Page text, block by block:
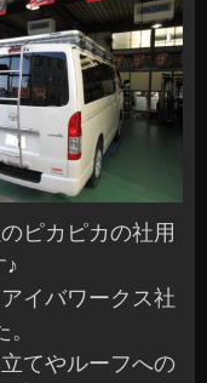
ピカピカの社用
♪
イバワークス社
てやルーフへの